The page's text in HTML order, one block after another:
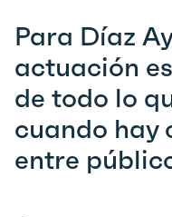
Para Díaz
actuación
de todo lo
cuando hay
entre